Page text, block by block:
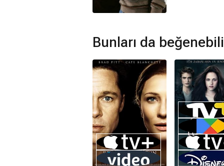
Bunları da